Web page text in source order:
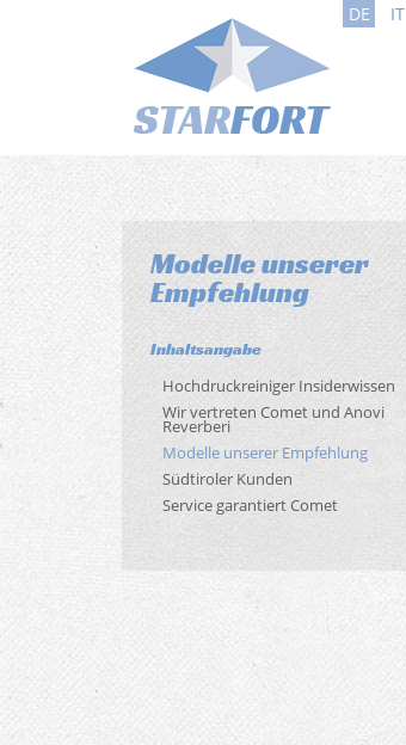
DE IT
Modelle unserer
Empfehlung
Inhaltsangabe
Hochdruckreiniger Insiderwissen
Wir vertreten Comet und Anovi
Reverberi
Modelle unserer Empfehlung
Südtiroler Kunden
Service garantiert Comet